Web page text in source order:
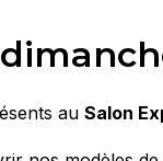
au Salon